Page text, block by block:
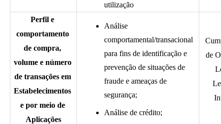
utilização
Perfil e
comportamento
de compra,
volume e número
de transações em
Estabelecimentos
e por meio de
Aplicações
Análise
comportamental/transacional
para fins de identificação e
prevenção de situações de
fraude e ameaças de
segurança;
Análise de crédito;
de